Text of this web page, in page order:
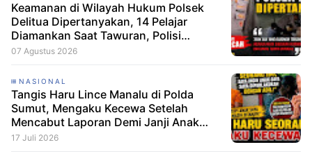
Keamanan di Wilayah Hukum Polsek
Delitua Dipertanyakan, 14 Pelajar
Diamankan Saat Tawuran, Polisi
Pastikan Tak Ada Tersangka
07 Agustus 2026
NASIONAL
Tangis Haru Lince Manalu di Polda
Sumut, Mengaku Kecewa Setelah
Mencabut Laporan Demi Janji Anak
Dibebaskan
17 Juli 2026